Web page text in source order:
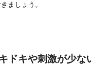
ましょう。
ドキや刺激が少な